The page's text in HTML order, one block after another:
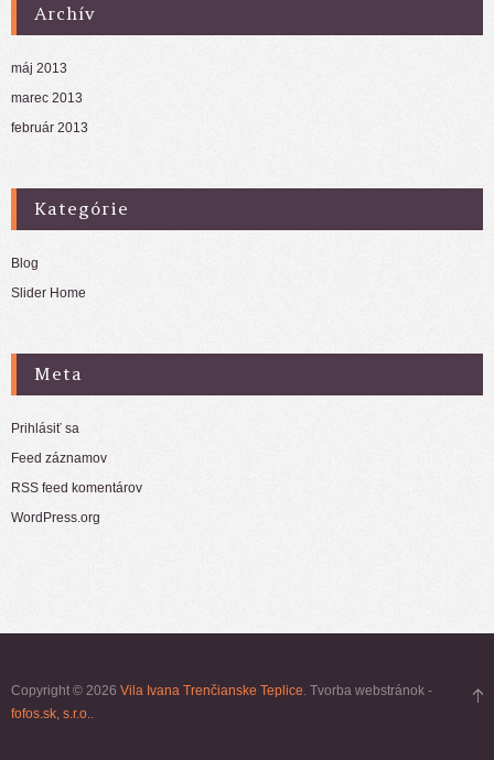
Archív
máj 2013
marec 2013
február 2013
Kategórie
Blog
Slider Home
Meta
Prihlásiť sa
Feed záznamov
RSS feed komentárov
WordPress.org
Copyright © 2026 Vila Ivana Trenčianske Teplice. Tvorba webstránok -
fofos.sk, s.r.o..